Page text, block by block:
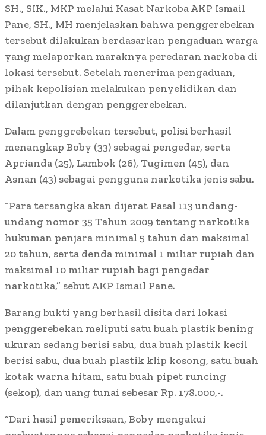
SH., SIK., MKP melalui Kasat Narkoba AKP Ismail
Pane, SH., MH menjelaskan bahwa penggerebekan
tersebut dilakukan berdasarkan pengaduan warga
yang melaporkan maraknya peredaran narkoba di
lokasi tersebut. Setelah menerima pengaduan,
pihak kepolisian melakukan penyelidikan dan
dilanjutkan dengan penggerebekan.
Dalam penggrebekan tersebut, polisi berhasil
menangkap Boby (33) sebagai pengedar, serta
Aprianda (25), Lambok (26), Tugimen (45), dan
Asnan (43) sebagai pengguna narkotika jenis sabu.
“Para tersangka akan dijerat Pasal 113 undang-
undang nomor 35 Tahun 2009 tentang narkotika
hukuman penjara minimal 5 tahun dan maksimal
20 tahun, serta denda minimal 1 miliar rupiah dan
maksimal 10 miliar rupiah bagi pengedar
narkotika,” sebut AKP Ismail Pane.
Barang bukti yang berhasil disita dari lokasi
penggerebekan meliputi satu buah plastik bening
ukuran sedang berisi sabu, dua buah plastik kecil
berisi sabu, dua buah plastik klip kosong, satu buah
kotak warna hitam, satu buah pipet runcing
(sekop), dan uang tunai sebesar Rp. 178.000,-.
“Dari hasil pemeriksaan, Boby mengakui